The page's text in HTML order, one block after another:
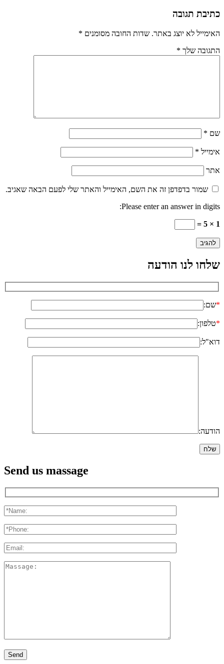
כתיבת תגובה
האימייל לא יוצג באתר. שדות החובה מסומנים *
התגובה שלך *
שם *
אימייל *
אתר
שמור בדפדפן זה את השם, האימייל והאתר שלי לפעם הבאה שאגיב.
Please enter an answer in digits:
1 × 5 =
שלחו לנו הודעה
*שם:
*טלפון:
דוא"ל:
הודעה:
Send us massage